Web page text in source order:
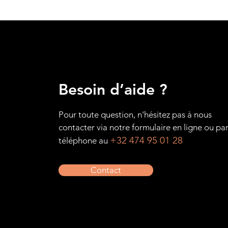
Besoin d’aide ?
Pour toute question, n'hésitez pas à nous
contacter via notre formulaire en ligne ou par
téléphone au +32 474 95 01 28
Contact